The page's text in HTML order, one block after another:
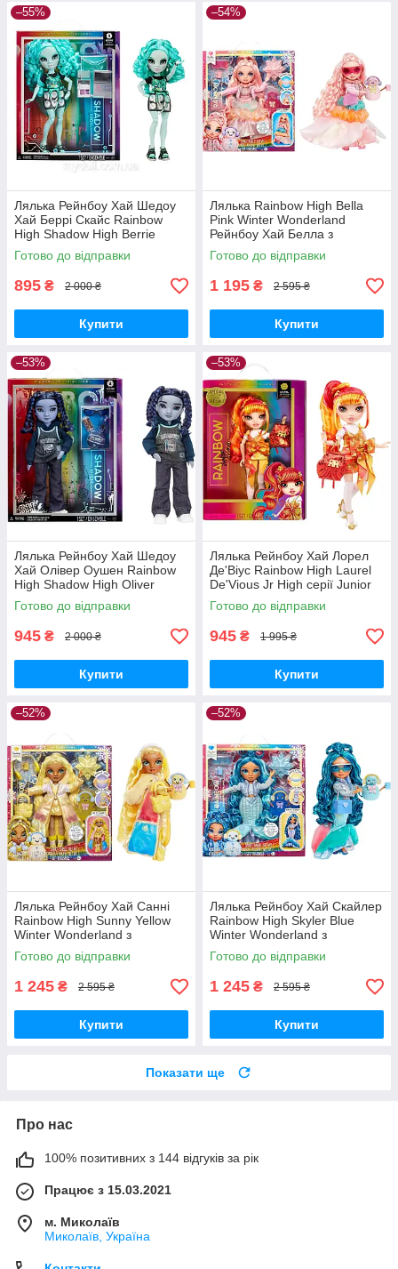
–55%
Лялька Рейнбоу Хай Шедоу
Хай Беррі Скайс Rainbow
High Shadow High Berrie
Skies Doll S3 592808 MGA
Оригінал MyDoll.com.ua
Готово до відправки
895 ₴ 2 000 ₴
Купити
–54%
Лялька Rainbow High Bella
Pink Winter Wonderland
Рейнбоу Хай Белла з
аксесуарами Зима 120827
MGA Оригінал
Готово до відправки
1 195 ₴ 2 595 ₴
Купити
–53%
Лялька Рейнбоу Хай Шедоу
Хай Олівер Оушен Rainbow
High Shadow High Oliver
Ocean Doll S3 592822 MGA
Оригінал MyDoll.com.ua
Готово до відправки
945 ₴ 2 000 ₴
Купити
–53%
Лялька Рейнбоу Хай Лорел
Де'Віус Rainbow High Laurel
De'Vious Jr High серії Junior
High 590446 MGA Оригінал
MyDoll.com.ua
Готово до відправки
945 ₴ 1 995 ₴
Купити
–52%
Лялька Рейнбоу Хай Санні
Rainbow High Sunny Yellow
Winter Wonderland з
аксесуарами Зима 120858
MGA Оригінал MyDoll.com.ua
Готово до відправки
1 245 ₴ 2 595 ₴
Купити
–52%
Лялька Рейнбоу Хай Скайлер
Rainbow High Skyler Blue
Winter Wonderland з
аксесуарами Зима 120834
Оригінал
Готово до відправки
1 245 ₴ 2 595 ₴
Купити
Показати ще
Про нас
100% позитивних з 144 відгуків за рік
Працює з 15.03.2021
м. Миколаїв
Миколаїв, Україна